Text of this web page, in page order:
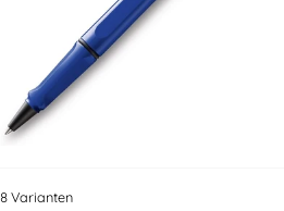
8 Varianten